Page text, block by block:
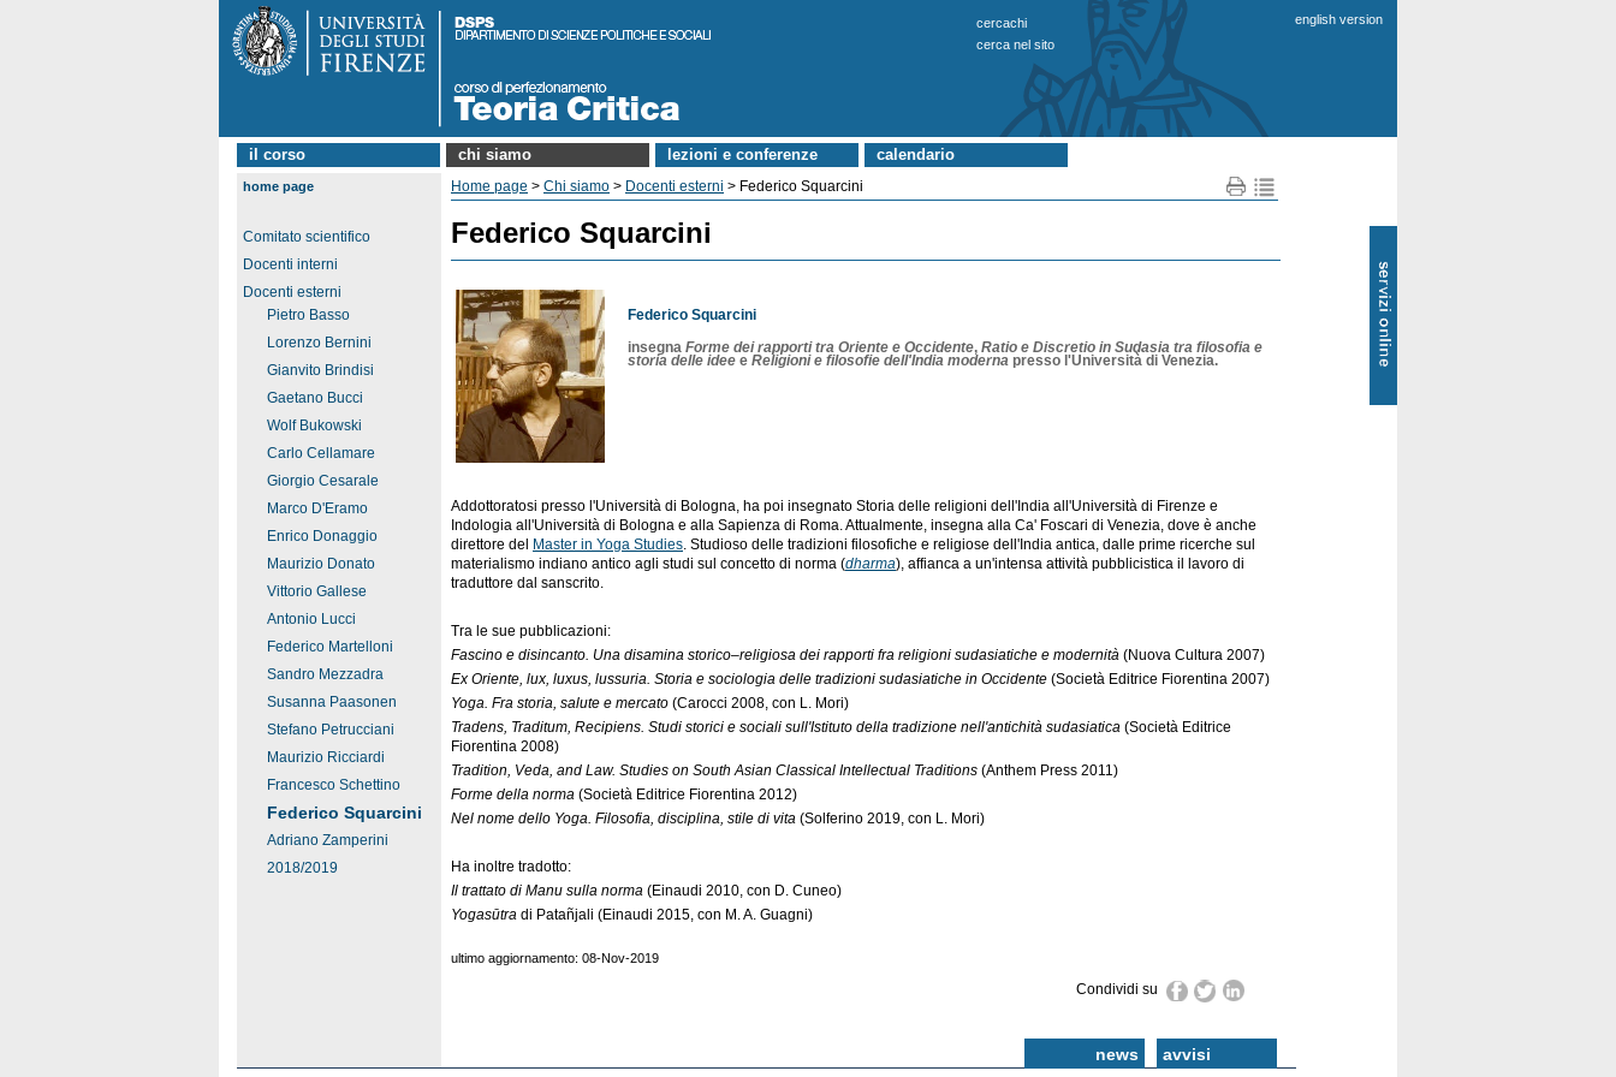
english version
cercachi
cerca nel sito
Servizi
online
il corso chi siamo lezioni e conferenze calendario
home page
Comitato scientifico
Docenti interni
Docenti esterni
Pietro Basso
Lorenzo Bernini
Gianvito Brindisi
Gaetano Bucci
Wolf Bukowski
Carlo Cellamare
Giorgio Cesarale
Marco D'Eramo
Enrico Donaggio
Maurizio Donato
Vittorio Gallese
Antonio Lucci
Federico Martelloni
Sandro Mezzadra
Susanna Paasonen
Stefano Petrucciani
Maurizio Ricciardi
Francesco Schettino
Federico Squarcini
Adriano Zamperini
2018/2019
Home page > Chi siamo > Docenti esterni > Federico Squarcini
Federico Squarcini
Federico Squarcini
insegna Forme dei rapporti tra Oriente e Occidente, Ratio e Discretio in Sudasia tra filosofia e
storia delle idee e Religioni e filosofie dell'India moderna presso l'Università di Venezia.
Addottoratosi presso l'Università di Bologna, ha poi insegnato Storia delle religioni dell'India all'Università di Firenze e
Indologia all'Università di Bologna e alla Sapienza di Roma. Attualmente, insegna alla Ca' Foscari di Venezia, dove è anche
direttore del
Master in Yoga Studies. Studioso delle tradizioni filosofiche e religiose dell'India antica, dalle prime ricerche sul
materialismo indiano antico agli studi sul concetto di norma (dharma), affianca a un'intensa attività pubblicistica il lavoro di
traduttore dal sanscrito.
Tra le sue pubblicazioni:
Fascino e disincanto. Una disamina storico–religiosa dei rapporti fra religioni sudasiatiche e modernità (Nuova Cultura 2007)
Ex Oriente, lux, luxus, lussuria. Storia e sociologia delle tradizioni sudasiatiche in Occidente (Società Editrice Fiorentina 2007)
Yoga. Fra storia, salute e mercato (Carocci 2008, con L. Mori)
Tradens, Traditum, Recipiens. Studi storici e sociali sull'Istituto della tradizione nell'antichità sudasiatica (Società Editrice
Fiorentina 2008)
Tradition, Veda, and Law. Studies on South Asian Classical Intellectual Traditions (Anthem Press 2011)
Forme della norma (Società Editrice Fiorentina 2012)
Nel nome dello Yoga. Filosofia, disciplina, stile di vita (Solferino 2019, con L. Mori)
Ha inoltre tradotto:
Il trattato di Manu sulla norma (Einaudi 2010, con D. Cuneo)
Yogasūtra di Patañjali (Einaudi 2015, con M. A. Guagni)
ultimo aggiornamento: 08-Nov-2019
Condividi su
news avvisi